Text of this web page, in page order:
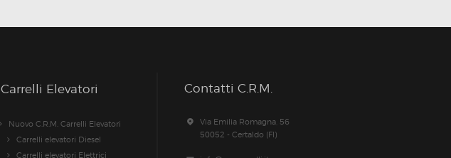
Carrelli Elevatori
Nuovo C.R.M. Carrelli Elevatori
Carrelli elevatori Diesel
Carrelli elevatori Elettrici
Contatti C.R.M.
Via Emilia Romagna, 56
50052 - Certaldo (FI)